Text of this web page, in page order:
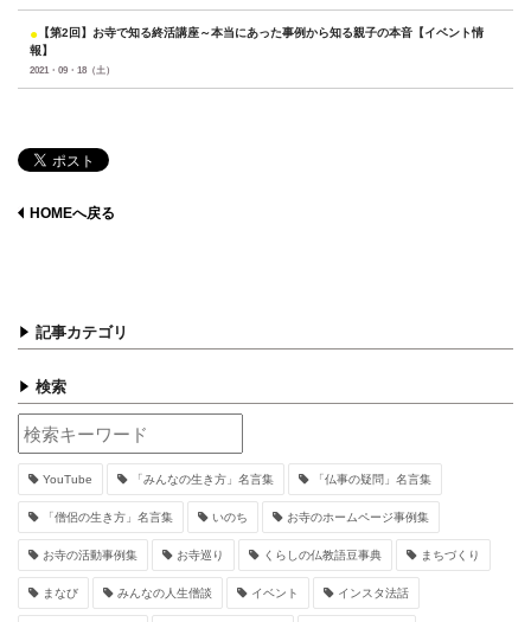
2021・09・18（土）
● 【第2回】お寺で知る終活講座～本当にあった事例から知る親子の本音【イベント情
報】
HOMEへ戻る
記事カテゴリ
検索
YouTube 「みんなの生き方」名言集 「仏事の疑問」名言集
「僧侶の生き方」名言集 いのち お寺のホームページ事例集
お寺の活動事例集 お寺巡り くらしの仏教語豆事典 まちづくり
まなび みんなの人生僧談 イベント インスタ法話